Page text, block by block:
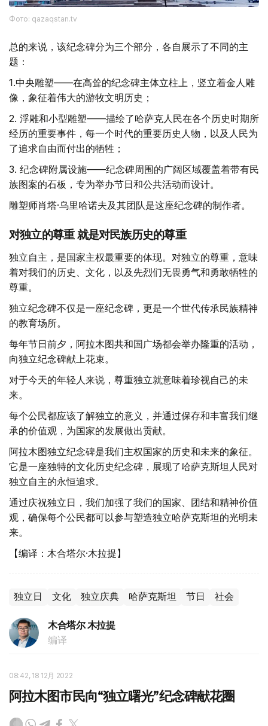
Фото: qazaqstan.tv
总的来说，该纪念碑分为三个部分，各自展示了不同的主
题：
1.中央雕塑——在高耸的纪念碑主体立柱上，竖立着金人雕
像，象征着伟大的游牧文明历史；
2. 浮雕和小型雕塑——描绘了哈萨克人民在各个历史时期所
经历的重要事件，每一个时代的重要历史人物，以及人民为
了追求自由而付出的牺牲；
3. 纪念碑附属设施——纪念碑周围的广阔区域覆盖着带有民
族图案的石板，专为举办节日和公共活动而设计。
雕塑师肖塔·乌里哈诺夫及其团队是这座纪念碑的制作者。
对独立的尊重 就是对民族历史的尊重
独立自主，是国家主权最重要的体现。对独立的尊重，意味
着对我们的历史、文化，以及先烈们无畏勇气和勇敢牺牲的
尊重。
独立纪念碑不仅是一座纪念碑，更是一个世代传承民族精神
的教育场所。
每年节日前夕，阿拉木图共和国广场都会举办隆重的活动，
向独立纪念碑献上花束。
对于今天的年轻人来说，尊重独立就意味着珍视自己的未
来。
每个公民都应该了解独立的意义，并通过保存和丰富我们继
承的价值观，为国家的发展做出贡献。
阿拉木图独立纪念碑是我们主权国家的历史和未来的象征。
它是一座独特的文化历史纪念碑，展现了哈萨克斯坦人民对
独立自主的永恒追求。
通过庆祝独立日，我们加强了我们的国家、团结和精神价值
观，确保每个公民都可以参与塑造独立哈萨克斯坦的光明未
来。
【编译：木合塔尔·木拉提】
独立日 文化 独立庆典 哈萨克斯坦 节日 社会
木合塔尔 木拉提
编译
08:42, 18 12月 2022
阿拉木图市民向“独立曙光”纪念碑献花圈